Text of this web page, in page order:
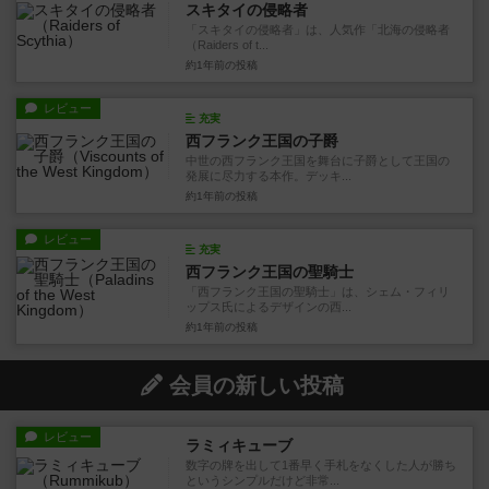
スキタイの侵略者
「スキタイの侵略者」は、人気作「北海の侵略者
（Raiders of t...
約1年前 の投稿
レビュー
充実
西フランク王国の子爵
中世の西フランク王国を舞台に子爵として王国の
発展に尽力する本作。デッキ...
約1年前 の投稿
レビュー
充実
西フランク王国の聖騎士
「西フランク王国の聖騎士」は、シェム・フィリ
ップス氏によるデザインの西...
約1年前 の投稿
会員の新しい投稿
レビュー ラミィキューブ
数字の牌を出して1番早く手札をなくした人が勝ち
というシンプルだけど非常...